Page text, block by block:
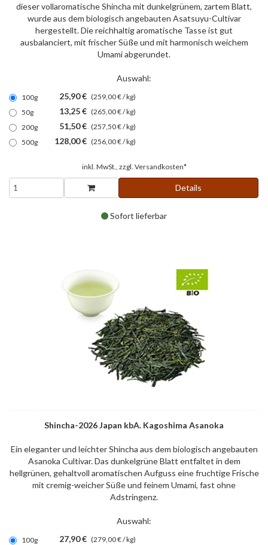
dieser vollaromatische Shincha mit dunkelgrünem, zartem Blatt,
wurde aus dem biologisch angebauten Asatsuyu-Cultivar
hergestellt. Die reichhaltig aromatische Tasse ist gut
ausbalanciert, mit frischer Süße und mit harmonisch weichem
Umami abgerundet.
Auswahl:
100g 25,90 € (259,00 € / kg)
50g
13,25 € (265,00 € / kg)
200g
51,50 € (257,50 € / kg)
500g
128,00 € (256,00 € / kg)
inkl. MwSt., zzgl. Versandkosten*
Details
Sofort lieferbar
Shincha-2026 Japan kbA. Kagoshima Asanoka
Ein eleganter und leichter Shincha aus dem biologisch angebauten
Asanoka Cultivar. Das dunkelgrüne Blatt entfaltet in dem
hellgrünen, gehaltvoll aromatischen Aufguss eine fruchtige Frische
mit cremig-weicher Süße und feinem Umami, fast ohne
Adstringenz.
Auswahl:
100g 27,90 € (279,00 € / kg)